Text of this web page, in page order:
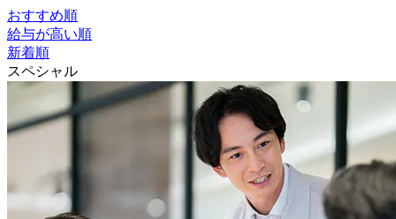
おすすめ順
給与が高い順
新着順
スペシャル